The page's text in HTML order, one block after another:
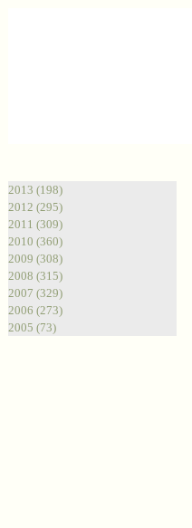
2013 (198)
2012 (295)
2011 (309)
2010 (360)
2009 (308)
2008 (315)
2007 (329)
2006 (273)
2005 (73)